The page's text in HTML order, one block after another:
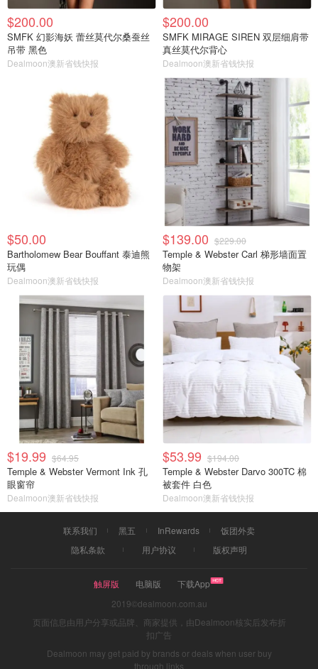
$200.00
SMFK 幻影海妖 蕾丝莫代尔桑蚕丝
吊带 黑色
Dealmoon澳新省钱快报
$200.00
SMFK MIRAGE SIREN 双层细肩带
真丝莫代尔背心
Dealmoon澳新省钱快报
$50.00
Bartholomew Bear Bouffant 泰迪熊
玩偶
Dealmoon澳新省钱快报
$139.00 $229.00
Temple & Webster Carl 梯形墙面置
物架
Dealmoon澳新省钱快报
$19.99 $64.95
Temple & Webster Vermont Ink 孔
眼窗帘
Dealmoon澳新省钱快报
$53.99 $194.00
Temple & Webster Darvo 300TC 棉
被套件 白色
Dealmoon澳新省钱快报
联系我们 黑五 InRewards
饭团外卖
隐私条款
用户协议 版权声明
触屏版 电脑版
下载App
2019©dealmoon.com.au
页面信息由用户分享或品牌、商家提供，由Dealmoon核实后发布折
扣广告
Dealmoon may get paid by brands or deals when user buy
through links